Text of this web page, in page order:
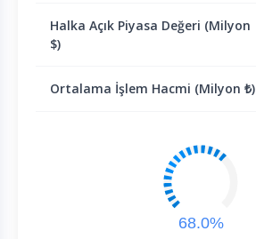
Halka Açık Piyasa Değeri (Milyon
$)
Ortalama İşlem Hacmi (Milyon ₺)
68.0%